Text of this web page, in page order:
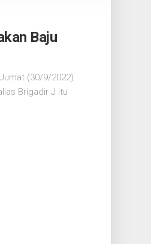
Baju
(30/9/2022).
Brigadir J itu